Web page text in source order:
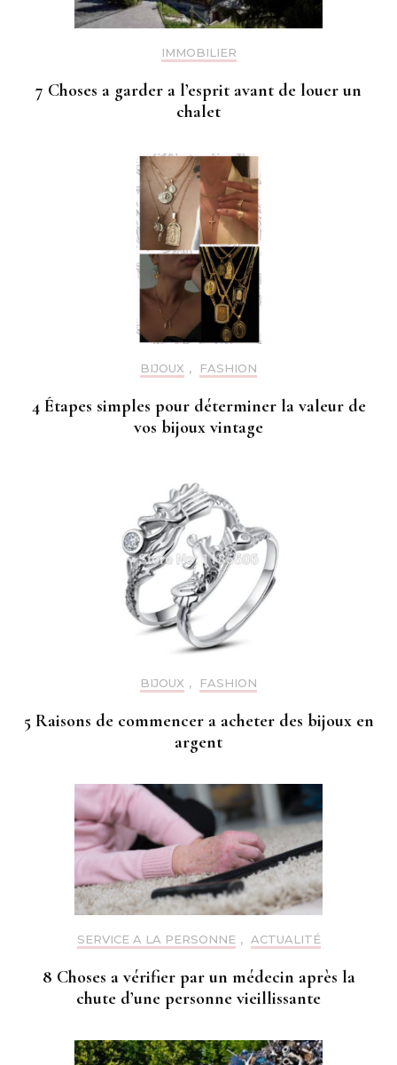
IMMOBILIER
7 Choses a garder a l’esprit avant de louer un
chalet
BIJOUX , FASHION
4 Étapes simples pour déterminer la valeur de
vos bijoux vintage
BIJOUX , FASHION
5 Raisons de commencer a acheter des bijoux en
argent
SERVICE A LA PERSONNE , ACTUALITÉ
8 Choses a vérifier par un médecin après la
chute d’une personne vieillissante